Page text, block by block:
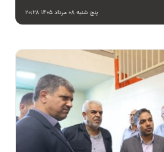
پنج شنبه 08 مرداد 1405 20:28